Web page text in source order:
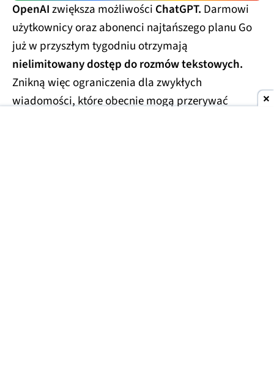
OpenAIzwiększa możliwości ChatGPT. Darmowi
użytkownicy oraz abonenci najtańszego planu Go
już w przyszłym tygodniu otrzymają
nielimitowany dostęp do rozmów tekstowych.
Znikną więc ograniczenia dla zwykłych
wiadomości, które obecnie mogą przerywać